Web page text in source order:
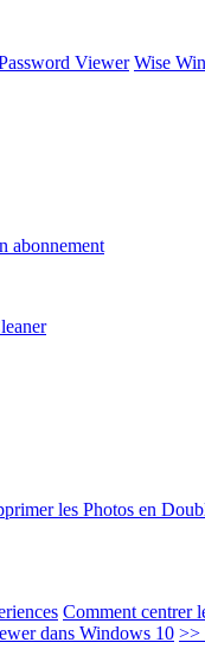
Viewer Wise
abonnement
les Photos en
Comment centrer
dans Windows 10 >>